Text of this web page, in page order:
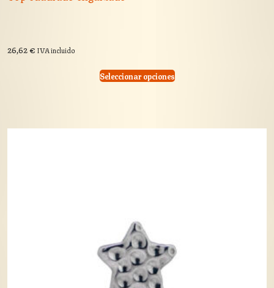
26,62€ IVA incluido
Seleccionar opciones